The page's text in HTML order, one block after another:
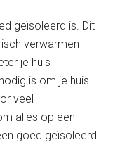
geïsoleerd is. Dit
verwarmen
je huis
is om je huis
veel
alles op een
goed geïsoleerd